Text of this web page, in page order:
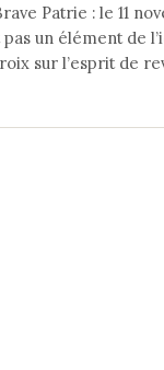
Patrie : le 11
un élément de
sur l’esprit de